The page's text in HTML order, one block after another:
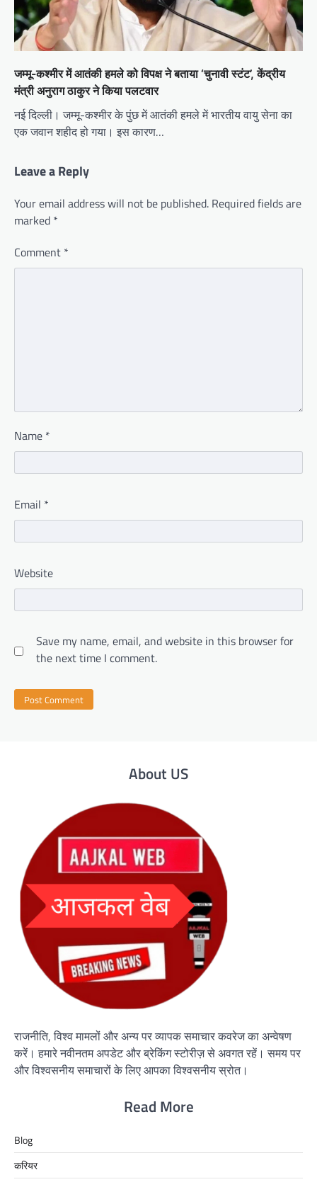
जम्मू-कश्मीर में आतंकी हमले को विपक्ष ने बताया ‘चुनावी स्टंट’, केंद्रीय
मंत्री अनुराग ठाकुर ने किया पलटवार
नई दिल्ली। जम्मू-कश्मीर के पुंछ में आतंकी हमले में भारतीय वायु सेना का
एक जवान शहीद हो गया। इस कारण…
Leave a Reply
Your email address will not be published. Required fields are
marked *
Comment *
Name *
Email *
Website
Save my name, email, and website in this browser for
the next time I comment.
About US
राजनीति, विश्व मामलों और अन्य पर व्यापक समाचार कवरेज का अन्वेषण
करें। हमारे नवीनतम अपडेट और ब्रेकिंग स्टोरीज़ से अवगत रहें। समय पर
और विश्वसनीय समाचारों के लिए आपका विश्वसनीय स्रोत।
Read More
Blog
करियर